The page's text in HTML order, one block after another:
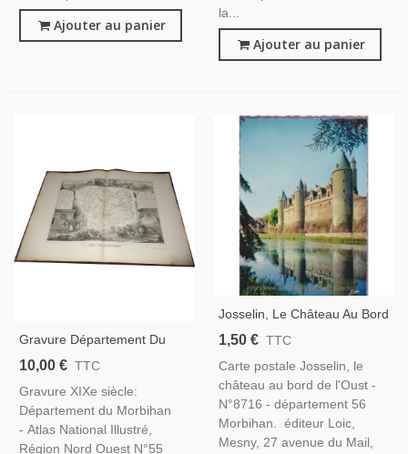
Ajouter au panier
la...
Ajouter au panier
Gravure Département Du
Morbihan 1846 Levasseur -
National Illustré Levasseur,
Cartes Géographiques,
10,00 € TTC
Gravure XIXe siècle:
Département du Morbihan
- Atlas National Illustré,
Région Nord Ouest N°55
Josselin, Le Château Au Bord
De L'Oust - Carte Postale
Bretagne, Châteaux
1,50 € TTC
Carte postale Josselin, le
château au bord de l'Oust -
N°8716 - département 56
Morbihan. éditeur Loic,
Mesny, 27 avenue du Mail,